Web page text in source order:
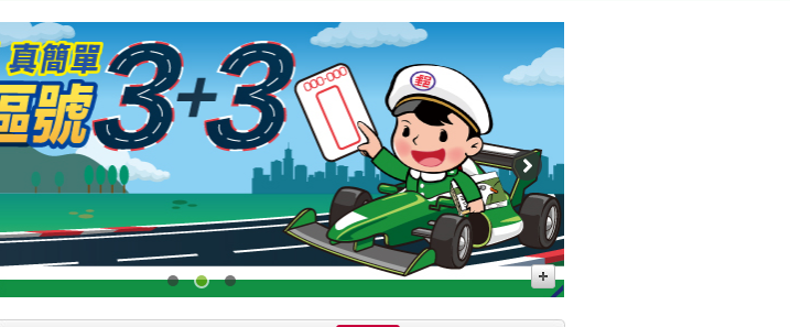
目前可收寄出口航空郵件之國家/地區為106個。
115年7月24日起調整寄往美國商品類郵件進口...